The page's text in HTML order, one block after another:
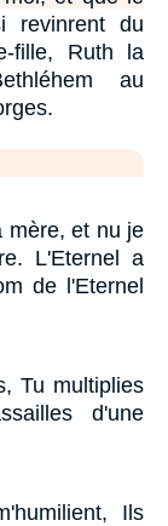
revinrent du
fille, Ruth la
au
mère, et nu je
L'Eternel a
de l'Eternel
Tu multiplies
d'une
Ils